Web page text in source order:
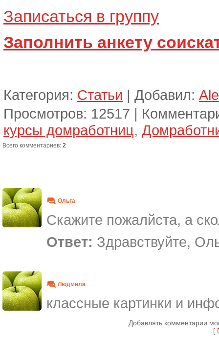
Записаться в группу
Заполнить анкету
Категория: Статьи | Добавил:
Просмотров: 12517 |
курсы домработниц,
Всего комментариев: 2
Ольга
Скажите пожалйста, а
Ответ: Здравствуйте,
Людмила
классные картинки и
Добавлять комментарии
[